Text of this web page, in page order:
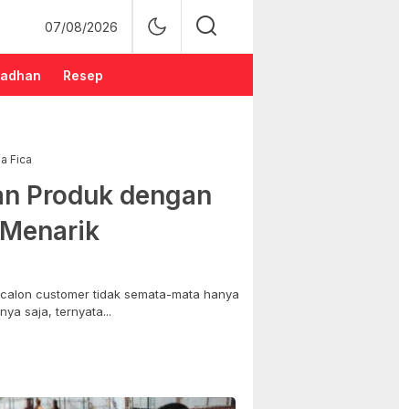
07/08/2026
Resep
Fica
Produk dengan
customer tidak semata-mata hanya
saja, ternyata...